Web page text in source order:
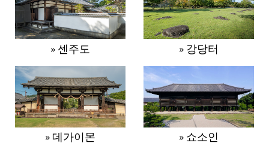
» 센주도 » 강당터
» 데가이몬 » 쇼소인